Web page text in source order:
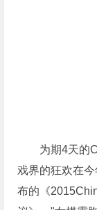
为期4天的
戏界的狂欢在
布的《